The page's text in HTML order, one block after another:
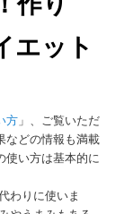
エット
方 」、ご覧いただ
などの情報も満載
使い方は基本的に
わりに使いま